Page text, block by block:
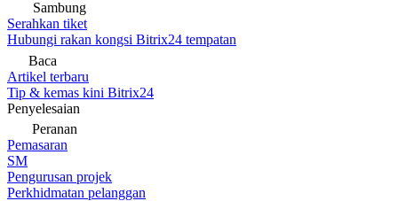
Sambung
Serahkan tiket
Hubungi rakan kongsi Bitrix24 tempatan
Baca
Artikel terbaru
Tip & kemas kini Bitrix24
Penyelesaian
Peranan
Pemasaran
SM
Pengurusan projek
Perkhidmatan pelanggan